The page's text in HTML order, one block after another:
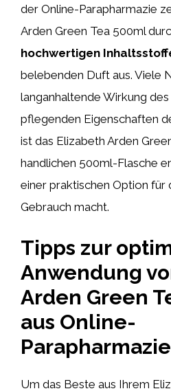
der Online-Parapharmazie
Arden Green Tea 500ml
hochwertigen
belebenden Duft aus. Viele
langanhaltende Wirkung
pflegenden Eigenschaften
ist das Elizabeth Arden
handlichen 500ml-Flasche
einer praktischen Option für
Gebrauch macht.
Tipps zur
Anwendung
Arden Green
aus Online-
Um das Beste aus Ihrem